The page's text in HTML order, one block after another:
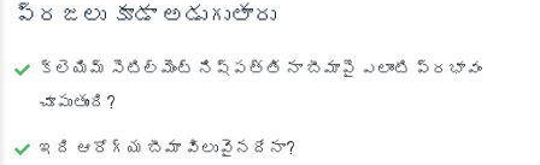
ప్రజలు కూడా అడుగుతారు
క్లెయిమ్ సెటిల్మెంట్ నిష్పత్తి నా బీమాపై ఎలాంటి ప్రభావం
చూపుతుంది?
ఇది ఆరోగ్య బీమా విలువైనదేనా?